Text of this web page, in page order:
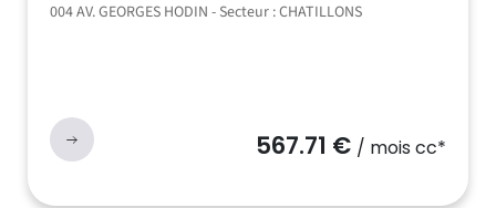
004 AV. GEORGES HODIN - Secteur : CHATILLONS
567.71 € / mois cc*